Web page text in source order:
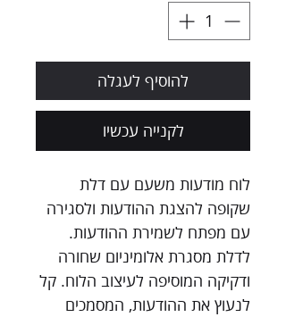
להוסיף לעגלה
לקנייה עכשיו
לוח מודעות משעם עם דלת
שקופה להצגת ההודעות ולסגירה
עם מפתח לשמירת ההודעות.
לדלת מסגרת אלומיניום שחורה
ודקיקה המוסיפה לעיצוב הלוח. קל
לנעוץ את ההודעות, המסמכים